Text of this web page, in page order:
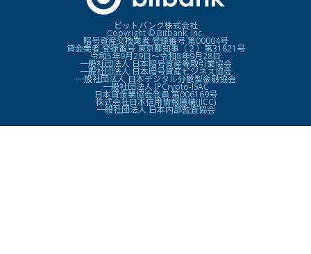
ビットバンク株式会社
Copyright © Bitbank, Inc.
暗号資産交換業者 登録番号 第00004号
貸金業者 登録番号 東京都知事（２）第31821号
令和5年9月29日〜令和8年9月28日
一般社団法人 日本暗号資産等取引業協会
一般社団法人 日本暗号資産ビジネス協会
一般社団法人 日本デジタル分散型金融協会
一般社団法人 JPCrypto-ISAC
日本貸金業協会会員 第006169号
株式会社日本信用情報機構(JICC)
一般社団法人 日本内部監査協会